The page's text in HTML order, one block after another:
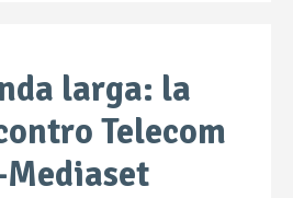
larga: la
Telecom